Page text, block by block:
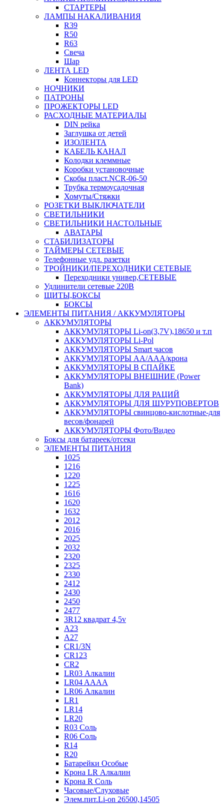
СТАРТЕРЫ
ЛАМПЫ НАКАЛИВАНИЯ
R39
R50
R63
Свеча
Шар
ЛЕНТА LED
Коннекторы для LED
НОЧНИКИ
ПАТРОНЫ
ПРОЖЕКТОРЫ LED
РАСХОДНЫЕ МАТЕРИАЛЫ
DIN рейка
Заглушка от детей
ИЗОЛЕНТА
КАБЕЛЬ КАНАЛ
Колодки клеммные
Коробки установочные
Скобы пласт.NCR-06-50
Трубка термоусадочная
Хомуты/Стяжки
РОЗЕТКИ ВЫКЛЮЧАТЕЛИ
СВЕТИЛЬНИКИ
СВЕТИЛЬНИКИ НАСТОЛЬНЫЕ
АВАТАРЫ
СТАБИЛИЗАТОРЫ
ТАЙМЕРЫ СЕТЕВЫЕ
Телефонные удл. разетки
ТРОЙНИКИ/ПЕРЕХОДНИКИ СЕТЕВЫЕ
Переходники универ,СЕТЕВЫЕ
Удлинители сетевые 220В
ЩИТЫ,БОКСЫ
БОКСЫ
ЭЛЕМЕНТЫ ПИТАНИЯ / АККУМУЛЯТОРЫ
АККУМУЛЯТОРЫ
АККУМУЛЯТОРЫ Li-on(3,7V),18650 и т.п
АККУМУЛЯТОРЫ Li-Pol
АККУМУЛЯТОРЫ Smart часов
АККУМУЛЯТОРЫ АА/ААА/крона
АККУМУЛЯТОРЫ В СПАЙКЕ
АККУМУЛЯТОРЫ ВНЕШНИЕ (Power
Bank)
АККУМУЛЯТОРЫ ДЛЯ РАЦИЙ
АККУМУЛЯТОРЫ ДЛЯ ШУРУПОВЕРТОВ
АККУМУЛЯТОРЫ свинцово-кислотные-для
весов/фонарей
АККУМУЛЯТОРЫ Фото/Видео
Боксы для батареек/отсеки
ЭЛЕМЕНТЫ ПИТАНИЯ
1025
1216
1220
1225
1616
1620
1632
2012
2016
2025
2032
2320
2325
2330
2412
2430
2450
2477
3R12 квадрат 4,5v
A23
A27
CR1/3N
CR123
CR2
LR03 Алкалин
LR04 AAAA
LR06 Алкалин
LR1
LR14
LR20
R03 Соль
R06 Соль
R14
R20
Батарейки Особые
Крона LR Алкалин
Крона R Соль
Часовые/Слуховые
Элем.пит.Li-on 26500,14505